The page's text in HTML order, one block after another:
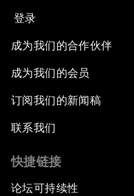
登录
成为我们的合作伙伴
成为我们的会员
订阅我们的新闻稿
联系我们
快捷链接
论坛可持续性